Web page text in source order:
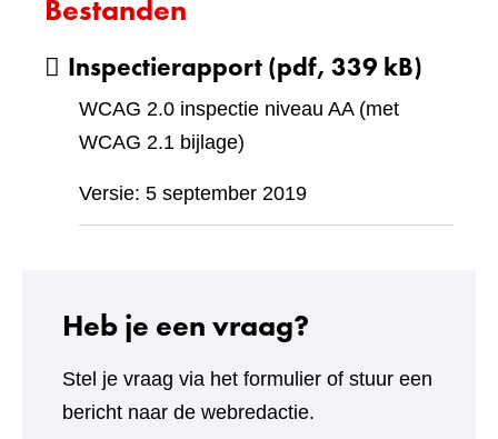
Bestanden
Inspectierapport(pdf, 339 kB)
WCAG 2.0 inspectie niveau AA (met
WCAG 2.1 bijlage)
Versie: 5 september 2019
Heb je een vraag?
Stel je vraag via het formulier of stuur een
bericht naar de webredactie.